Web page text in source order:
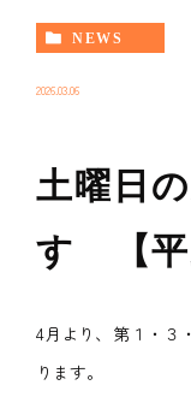
NEWS
2026.03.06
土曜日
す 【平
4月より、第１・３
ります。